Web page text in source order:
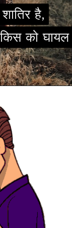
है,
को घायल
है,
को घायल